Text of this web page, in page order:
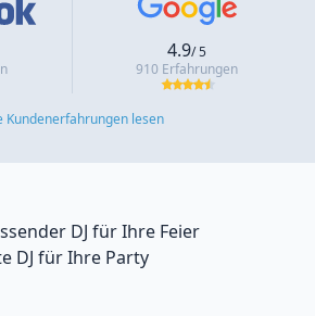
4.9/ 5
910 Erfahrungen
Kundenerfahrungen lesen
DJ für Ihre Feier
DJ für Ihre Party